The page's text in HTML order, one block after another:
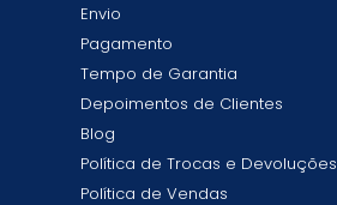
Envio
Pagamento
Tempo de Garantia
Depoimentos de Clientes
Blog
Política de Trocas e Devoluções
Política de Vendas